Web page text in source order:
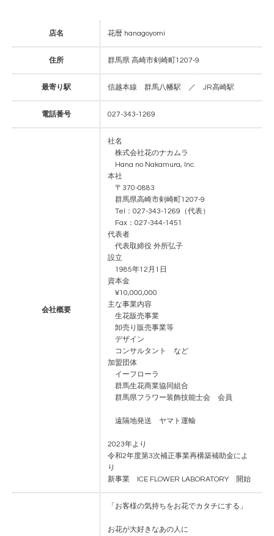
店名 花暦 hanagoyomi
住所 群馬県 高崎市剣崎町1207-9
最寄り駅 信越本線 群馬八幡駅 ／ JR高崎駅
電話番号 027-343-1269
会社概要
社名
株式会社花のナカムラ
Hana no Nakamura, Inc.
本社
〒370-0883
群馬県高崎市剣崎町1207-9
Tel：027-343-1269（代表）
Fax：027-344-1451
代表者
代表取締役 外所弘子
設立
1985年12月1日
資本金
¥10,000,000
主な事業内容
生花販売事業
卸売り販売事業等
デザイン
コンサルタント など
加盟団体
イーフローラ
群馬生花商業協同組合
群馬県フラワー装飾技能士会 会員
遠隔地発送 ヤマト運輸
2023年より
令和2年度第3次補正事業再構築補助金によ
り
新事業 ICE FLOWER LABORATORY 開始
「お客様の気持ちをお花でカタチにする」
お花が大好きなあの人に